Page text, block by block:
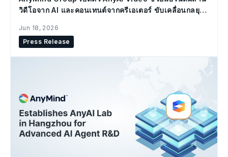
วิดีโอจาก AI และคอนเทนต์จากครีเอเตอร์ ขับเคลื่อนกลยุทธ์
Jun 18, 2026
Press Release